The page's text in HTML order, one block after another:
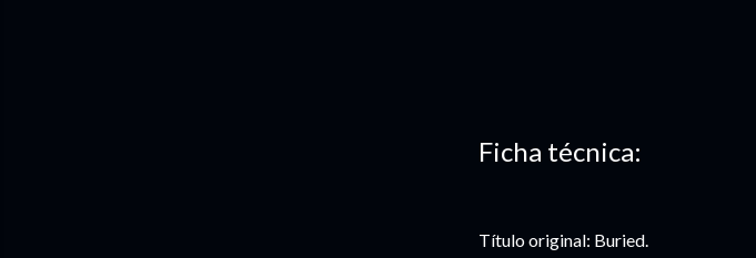
Ficha técnica:
Título original: Buried.